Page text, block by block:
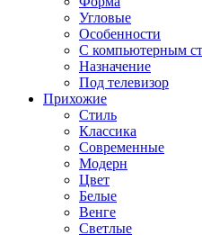
Угловые
Особенности
С компьютерным
Назначение
Под телевизор
Прихожие
Стиль
Классика
Современные
Модерн
Цвет
Белые
Венге
Светлые